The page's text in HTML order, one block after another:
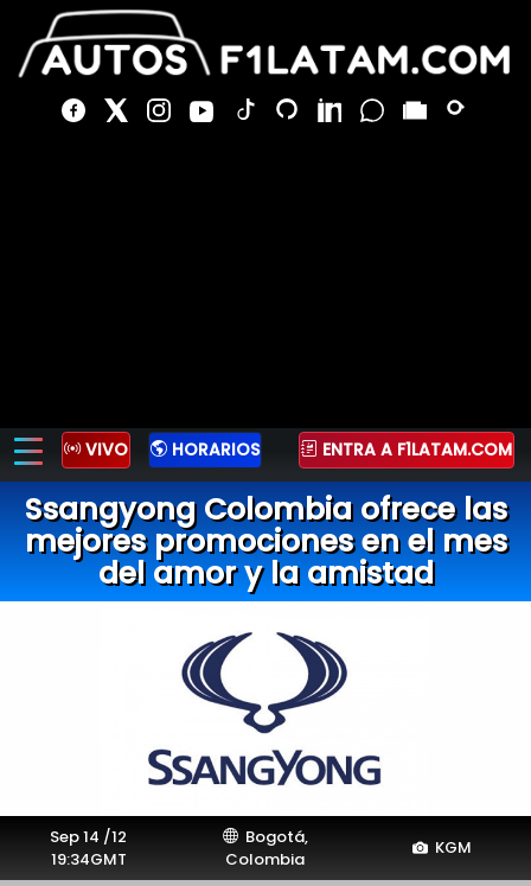
VIVO HORARIOS ENTRA A F1LATAM.COM
Ssangyong Colombia ofrece las
mejores promociones en el mes
del amor y la amistad
Sep 14 /12
19:34GMT
Bogotá,
Colombia
KGM